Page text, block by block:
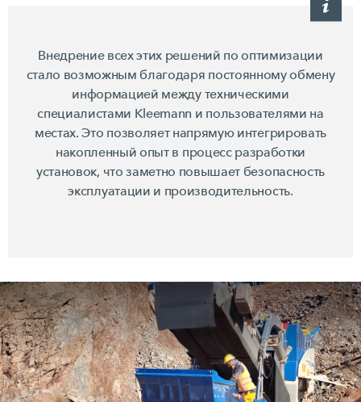
Внедрение всех этих решений по оптимизации
стало возможным благодаря постоянному обмену
информацией между техническими
специалистами Kleemann и пользователями на
местах. Это позволяет напрямую интегрировать
накопленный опыт в процесс разработки
установок, что заметно повышает безопасность
эксплуатации и производительность.